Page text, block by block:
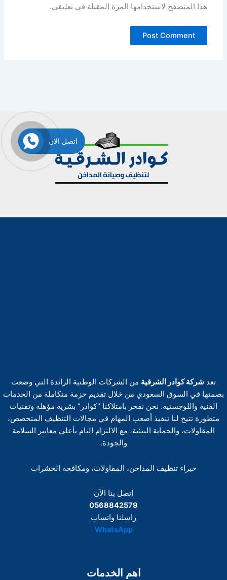
هذا المتصفح لاستخدامها المرة المقبلة في تعليقي.
تعد شركة كوادر الشرقية من الشركات الوطنية الرائدة التي وضعت
بصمتها في السوق السعودي من خلال تقديم حزمة متكاملة من الخدمات
الفنية واللوجستية. نحن نفخر بامتلاكنا "كوادر" بشرية مؤهلة وتقنيات
متطورة تتيح لنا تنفيذ أصعب المهام في مجالات التنظيف المتخصص،
المقاولات، والحماية البيئية، مع الالتزام التام بأعلى معايير السلامة
والجودة.
خبراء تنظيف المداخن، المقاولات، ومكافحة الحشرات
إتصل بنا الآن
0568842579
راسلنا واتساب
WhatsApp
اهم الخدمات
اتصل الان